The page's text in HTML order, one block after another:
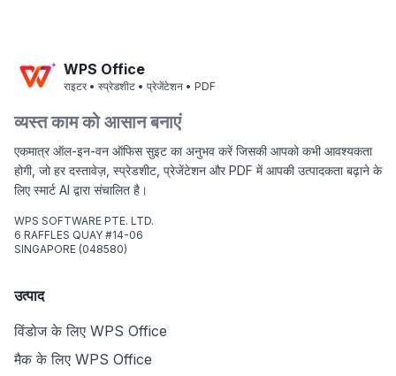
WPS Office
राइटर • स्प्रेडशीट • प्रेजेंटेशन • PDF
व्यस्त काम को आसान बनाएं
एकमात्र ऑल-इन-वन ऑफिस सुइट का अनुभव करें जिसकी आपको कभी आवश्यकता
होगी, जो हर दस्तावेज़, स्प्रेडशीट, प्रेजेंटेशन और PDF में आपकी उत्पादकता बढ़ाने के
लिए स्मार्ट AI द्वारा संचालित है।
WPS SOFTWARE PTE. LTD.
6 RAFFLES QUAY #14-06
SINGAPORE (048580)
उत्पाद
विंडोज के लिए WPS Office
मैक के लिए WPS Office